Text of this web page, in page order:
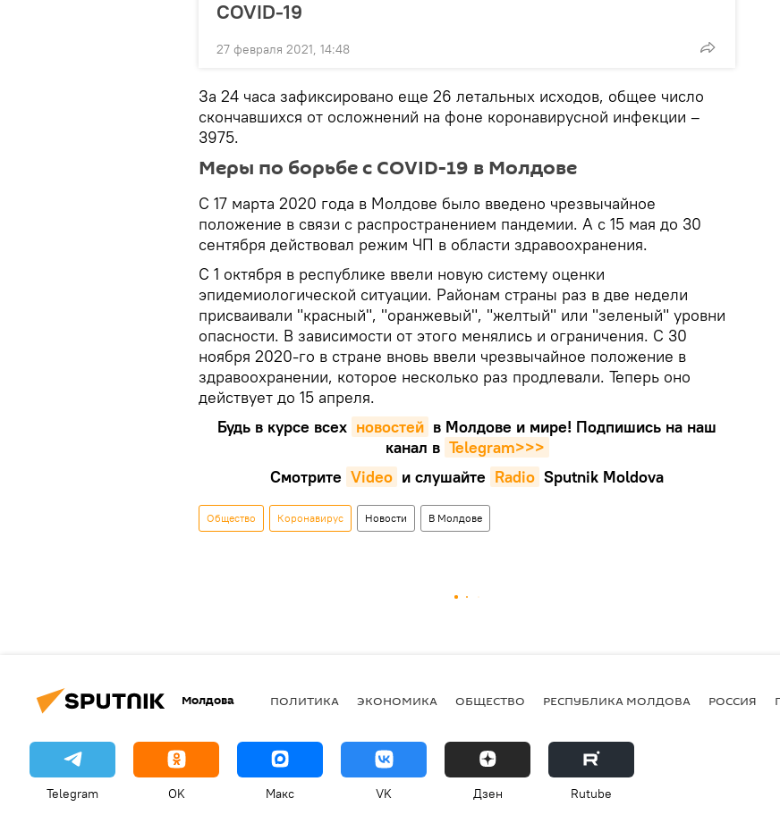
COVID-19
27 февраля 2021, 14:48
За 24 часа зафиксировано еще 26 летальных исходов, общее число
скончавшихся от осложнений на фоне коронавирусной инфекции –
3975.
Меры по борьбе с COVID-19 в Молдове
С 17 марта 2020 года в Молдове было введено чрезвычайное
положение в связи с распространением пандемии. А с 15 мая до 30
сентября действовал режим ЧП в области здравоохранения.
С 1 октября в республике ввели новую систему оценки
эпидемиологической ситуации. Районам страны раз в две недели
присваивали "красный", "оранжевый", "желтый" или "зеленый" уровни
опасности. В зависимости от этого менялись и ограничения. С 30
ноября 2020-го в стране вновь ввели чрезвычайное положение в
здравоохранении, которое несколько раз продлевали. Теперь оно
действует до 15 апреля.
Будь в курсе всех новостей в Молдове и мире! Подпишись на наш
канал в Telegram>>>
Смотрите Video и слушайте Radio Sputnik Moldova
Общество Коронавирус Новости В Молдове
Молдова ПОЛИТИКА ЭКОНОМИКА ОБЩЕСТВО РЕСПУБЛИКА МОЛДОВА РОССИЯ
Telegram OK Макс VK Дзен Rutube